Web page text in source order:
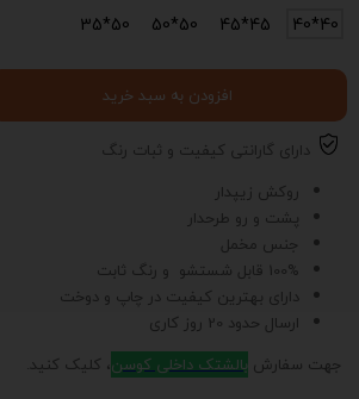
دارای گارانتی کیفیت و ثبات رنگ
روکش زیپدار
پشت و رو طرحدار
جنس مخمل
100% قابل شستشو و رنگ ثابت
دارای بهترین کیفیت در چاپ و دوخت
ارسال حدود 20 روز کاری
جهت سفارش بالشتک داخلی کوسن، کلیک کنید.
40*40
45*45
50*50
50*35
افزودن به سبد خرید